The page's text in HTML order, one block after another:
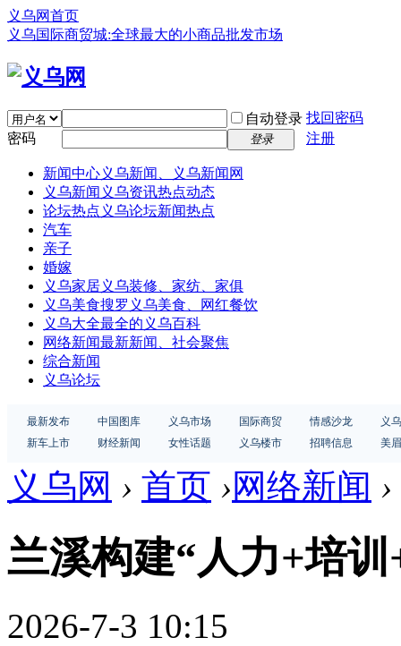
义乌网首页
义乌国际商贸城:全球最大的小商品批发市场
自动登录 找回密码
密码
登录 注册
新闻中心义乌新闻、义乌新闻网
义乌新闻 义乌资讯热点动态
论坛热点 义乌论坛新闻热点
汽车
亲子
婚嫁
义乌家居义乌装修、家纺、家俱
义乌美食搜罗义乌美食、网红餐饮
义乌大全最全的义乌百科
网络新闻最新新闻、社会聚焦
综合新闻
义乌论坛
最新发布 中国图库 义乌市场 国际商贸 情感沙龙
义
新车上市
财经新闻 女性话题 义乌楼市 招聘信息 美
义乌网 › 首页 ›网络新闻 ›
兰溪构建“人力+培
2026-7-3 10:15